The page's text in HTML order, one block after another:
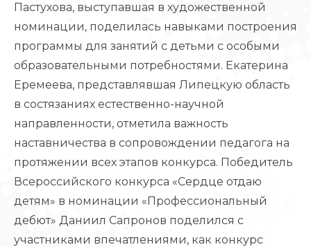
Пастухова, выступавшая в художественной
номинации, поделилась навыками построения
программы для занятий с детьми с особыми
образовательными потребностями. Екатерина
Еремеева, представлявшая Липецкую область
в состязаниях естественно-научной
направленности, отметила важность
наставничества в сопровождении педагога на
протяжении всех этапов конкурса. Победитель
Всероссийского конкурса «Сердце отдаю
детям» в номинации «Профессиональный
дебют» Даниил Сапронов поделился с
участниками впечатлениями, как конкурс